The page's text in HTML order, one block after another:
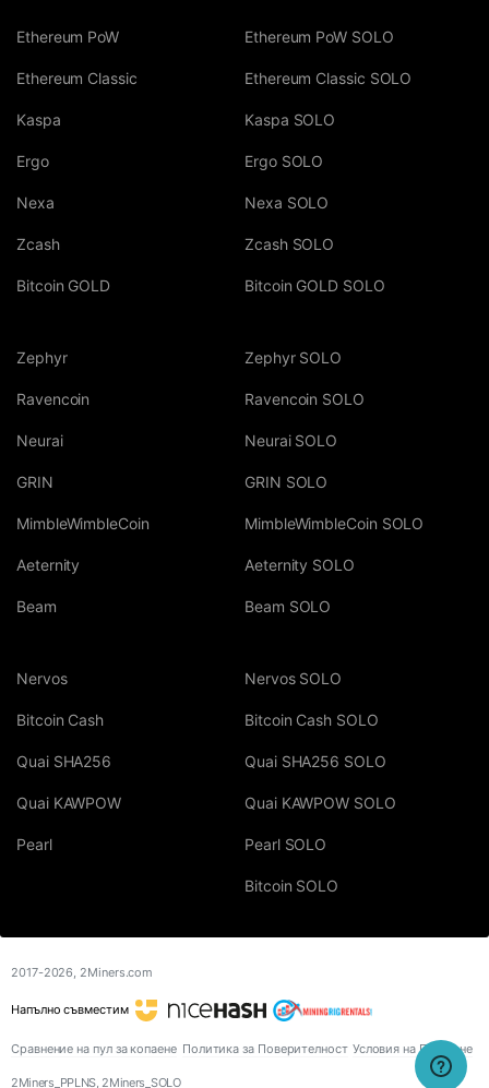
Ethereum PoW
Ethereum Classic
Kaspa
Ergo
Nexa
Zcash
Bitcoin GOLD
Ethereum PoW SOLO
Ethereum Classic SOLO
Kaspa SOLO
Ergo SOLO
Nexa SOLO
Zcash SOLO
Bitcoin GOLD SOLO
Zephyr
Ravencoin
Neurai
GRIN
MimbleWimbleCoin
Aeternity
Beam
Zephyr SOLO
Ravencoin SOLO
Neurai SOLO
GRIN SOLO
MimbleWimbleCoin SOLO
Aeternity SOLO
Beam SOLO
Nervos
Bitcoin Cash
Quai SHA256
Quai KAWPOW
Pearl
Nervos SOLO
Bitcoin Cash SOLO
Quai SHA256 SOLO
Quai KAWPOW SOLO
Pearl SOLO
Bitcoin SOLO
2017-2026, 2Miners.com
Напълно съвместим
Сравнение на пул за копаене Политика за Поверителност Условия на Ползване
2Miners_PPLNS, 2Miners_SOLO